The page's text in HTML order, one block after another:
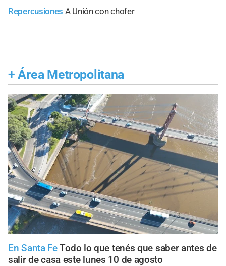
Repercusiones A Unión con chofer
+ Área Metropolitana
En Santa FeTodo lo que tenés que saber antes de
salir de casa este lunes 10 de agosto